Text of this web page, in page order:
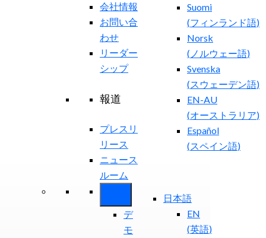
Suomi
(フィンランド語)
Norsk
( ノルウェー語)
Svenska
(スウェーデン語)
EN-AU
(オーストラリア)
Español
(スペイン語)
会社情報
お問い合
わせ
リーダー
シップ
報道
プレスリ
リース
ニュース
ルーム
日本語
EN
(英語)
デ
モ